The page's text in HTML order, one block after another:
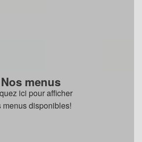
Nos menus
ici pour afficher
menus disponibles!